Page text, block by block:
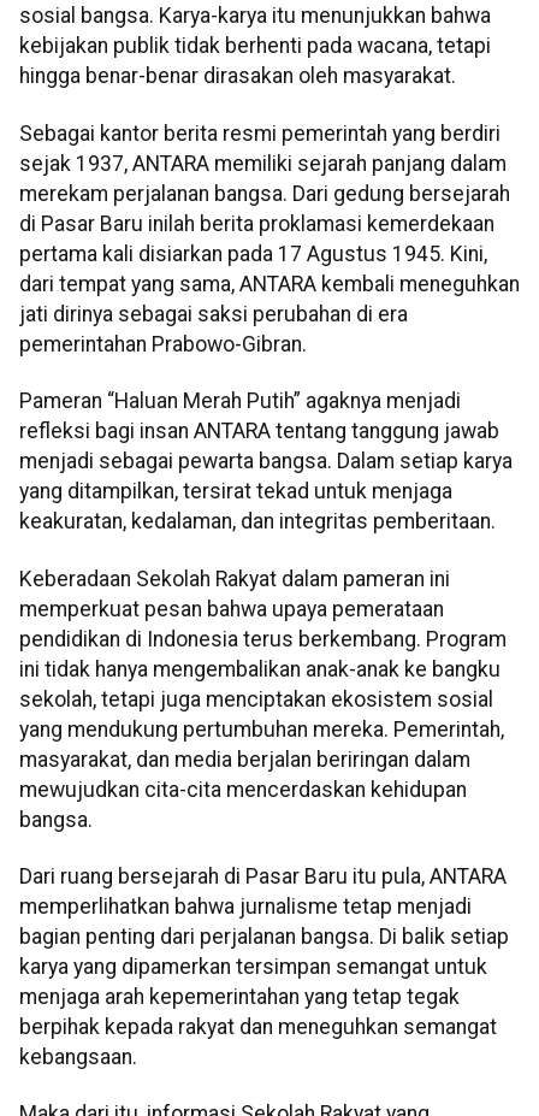
sosial bangsa. Karya-karya itu menunjukkan bahwa
kebijakan publik tidak berhenti pada wacana, tetapi
hingga benar-benar dirasakan oleh masyarakat.
Sebagai kantor berita resmi pemerintah yang berdiri
sejak 1937, ANTARA memiliki sejarah panjang dalam
merekam perjalanan bangsa. Dari gedung bersejarah
di Pasar Baru inilah berita proklamasi kemerdekaan
pertama kali disiarkan pada 17 Agustus 1945. Kini,
dari tempat yang sama, ANTARA kembali meneguhkan
jati dirinya sebagai saksi perubahan di era
pemerintahan Prabowo-Gibran.
Pameran “Haluan Merah Putih” agaknya menjadi
refleksi bagi insan ANTARA tentang tanggung jawab
menjadi sebagai pewarta bangsa. Dalam setiap karya
yang ditampilkan, tersirat tekad untuk menjaga
keakuratan, kedalaman, dan integritas pemberitaan.
Keberadaan Sekolah Rakyat dalam pameran ini
memperkuat pesan bahwa upaya pemerataan
pendidikan di Indonesia terus berkembang. Program
ini tidak hanya mengembalikan anak-anak ke bangku
sekolah, tetapi juga menciptakan ekosistem sosial
yang mendukung pertumbuhan mereka. Pemerintah,
masyarakat, dan media berjalan beriringan dalam
mewujudkan cita-cita mencerdaskan kehidupan
bangsa.
Dari ruang bersejarah di Pasar Baru itu pula, ANTARA
memperlihatkan bahwa jurnalisme tetap menjadi
bagian penting dari perjalanan bangsa. Di balik setiap
karya yang dipamerkan tersimpan semangat untuk
menjaga arah kepemerintahan yang tetap tegak
berpihak kepada rakyat dan meneguhkan semangat
kebangsaan.